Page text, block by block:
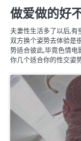
做爱做的好
夫妻性生活多了以后,
双方换个姿势去体验是
势适合彼此,毕竟色情
你几个适合你的性交姿